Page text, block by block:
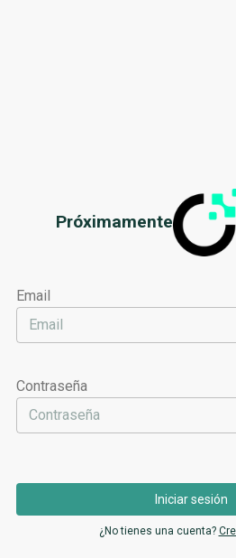
Próximamente
Email
Contraseña
Iniciar sesión
¿No tienes una cuenta?